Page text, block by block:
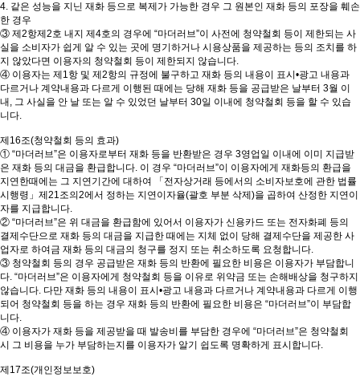
4. 같은 성능을 지닌 재화 등으로 복제가 가능한 경우 그 원본인 재화 등의 포장을 훼손
한 경우
③ 제2항제2호 내지 제4호의 경우에 “마더러브”이 사전에 청약철회 등이 제한되는 사
실을 소비자가 쉽게 알 수 있는 곳에 명기하거나 시용상품을 제공하는 등의 조치를 하
지 않았다면 이용자의 청약철회 등이 제한되지 않습니다.
④ 이용자는 제1항 및 제2항의 규정에 불구하고 재화 등의 내용이 표시•광고 내용과
다르거나 계약내용과 다르게 이행된 때에는 당해 재화 등을 공급받은 날부터 3월 이
내, 그 사실을 안 날 또는 알 수 있었던 날부터 30일 이내에 청약철회 등을 할 수 있습
니다.
제16조(청약철회 등의 효과)
① “마더러브”은 이용자로부터 재화 등을 반환받은 경우 3영업일 이내에 이미 지급받
은 재화 등의 대금을 환급합니다. 이 경우 “마더러브”이 이용자에게 재화등의 환급을
지연한때에는 그 지연기간에 대하여 「전자상거래 등에서의 소비자보호에 관한 법률
시행령」제21조의2에서 정하는 지연이자율(괄호 부분 삭제)을 곱하여 산정한 지연이
자를 지급합니다.
② “마더러브”은 위 대금을 환급함에 있어서 이용자가 신용카드 또는 전자화폐 등의
결제수단으로 재화 등의 대금을 지급한 때에는 지체 없이 당해 결제수단을 제공한 사
업자로 하여금 재화 등의 대금의 청구를 정지 또는 취소하도록 요청합니다.
③ 청약철회 등의 경우 공급받은 재화 등의 반환에 필요한 비용은 이용자가 부담합니
다. “마더러브”은 이용자에게 청약철회 등을 이유로 위약금 또는 손해배상을 청구하지
않습니다. 다만 재화 등의 내용이 표시•광고 내용과 다르거나 계약내용과 다르게 이행
되어 청약철회 등을 하는 경우 재화 등의 반환에 필요한 비용은 “마더러브”이 부담합
니다.
④ 이용자가 재화 등을 제공받을 때 발송비를 부담한 경우에 “마더러브”은 청약철회
시 그 비용을 누가 부담하는지를 이용자가 알기 쉽도록 명확하게 표시합니다.
제17조(개인정보보호)